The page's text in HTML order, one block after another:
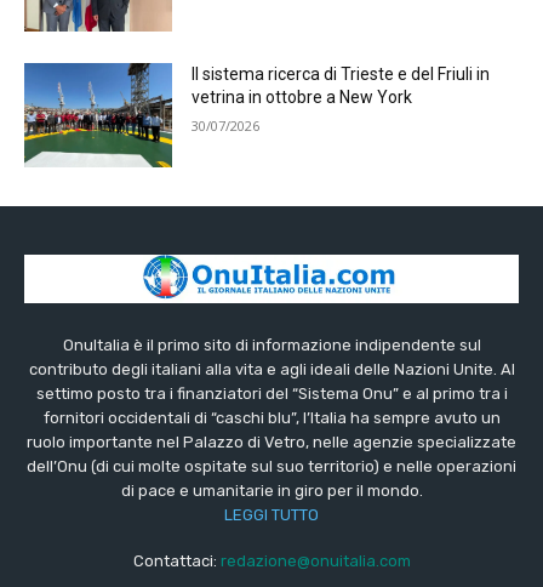
Il sistema ricerca di Trieste e del Friuli in
vetrina in ottobre a New York
30/07/2026
OnuItalia è il primo sito di informazione indipendente sul
contributo degli italiani alla vita e agli ideali delle Nazioni Unite. Al
settimo posto tra i finanziatori del “Sistema Onu” e al primo tra i
fornitori occidentali di “caschi blu”, l’Italia ha sempre avuto un
ruolo importante nel Palazzo di Vetro, nelle agenzie specializzate
dell’Onu (di cui molte ospitate sul suo territorio) e nelle operazioni
di pace e umanitarie in giro per il mondo.
LEGGI TUTTO
Contattaci: redazione@onuitalia.com